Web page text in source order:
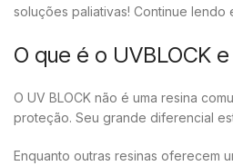
soluções paliativas! Continue
O que é o UVBLOCK
O UV BLOCK não é uma resina
proteção. Seu grande diferencial
Enquanto outras resinas oferecem